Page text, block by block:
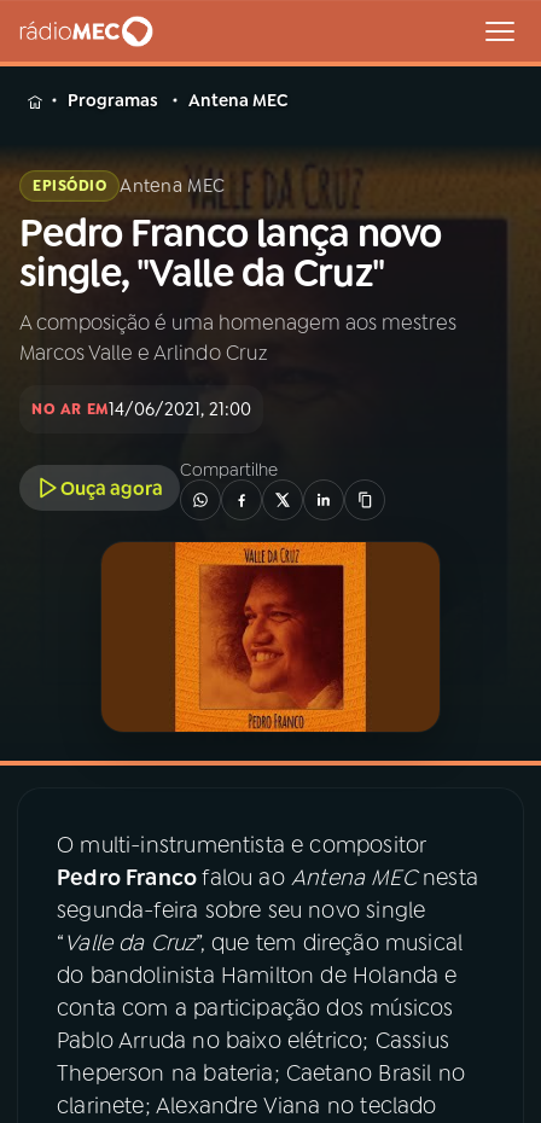
MENU
Buscar
na
Rádio
MEC
Buscar
Início
PROGRAMAÇÃO
PROGRAMAS
05PODCASTS
06VIDEOCASTS
07 ÚLTIMAS
PRÊMIO RÁDIO MEC
ACOMPANHE A RÁDIO MEC
Programas Antena MEC
EPISÓDIO Antena MEC
Pedro Franco lança novo
single, "Valle da Cruz"
A composição é uma homenagem aos mestres
Marcos Valle e Arlindo Cruz
NO AR EM14/06/2021, 21:00
Ouça agora
Compartilhe
O multi-instrumentista e compositor
Pedro Francofalou ao Antena MECnesta
segunda-feira sobre seu novo single
“Valle da Cruz”, que tem direção musical
do bandolinista Hamilton de Holanda e
conta com a participação dos músicos
Pablo Arruda no baixo elétrico; Cassius
Theperson na bateria; Caetano Brasil no
clarinete; Alexandre Viana no teclado